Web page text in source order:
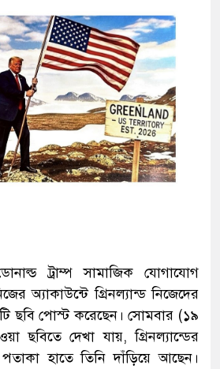
ট্রাম্প সামাজিক যোগাযোগ
অ্যাকাউন্টে গ্রিনল্যান্ড নিজেদের
ছবি পোস্ট করেছেন। সোমবার (১৯
ছবিতে দেখা যায়, গ্রিনল্যান্ডের
হাতে তিনি দাঁড়িয়ে আছেন।